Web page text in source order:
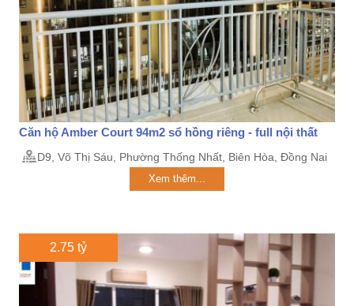
Căn hộ Amber Court 94m2 sổ hồng riêng - full nội thất
D9, Võ Thị Sáu, Phường Thống Nhất, Biên Hòa, Đồng Nai
Xem thêm...
2.75 tỷ